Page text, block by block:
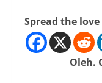
Spread the love
Oleh.